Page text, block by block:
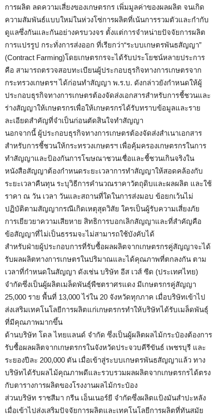
การผลิต ลดความเสี่ยงของเกษตรกร เพิ่มมูลค่าของผลผลิต จนเกิด
ความสัมพันธ์แบบใหม่ในห่วงโซ่การผลิตที่เน้นการรวมตัวและกำกับ
ดูแลซึ่งกันและกันอย่างครบวงจร ตั้งแต่การจำหน่ายปัจจัยการผลิต
การแปรรูป กระทั่งการส่งออก ที่เรียกว่า“ระบบเกษตรพันธสัญญา”
(Contract Farming)โดยเกษตรกรจะได้รับประโยชน์หลายประการ
คือ สามารถตรวจสอบทะเบียนผู้ประกอบธุรกิจทางการเกษตรจาก
กระทรวงเกษตรฯ ได้ก่อนทำสัญญา พ.ร.บ. ดังกล่าวยังกำหนดให้ผู้
ประกอบธุรกิจทางการเกษตรต้องจัดส่งเอกสารสำหรับการชี้ชวนและ
ร่างสัญญาให้เกษตรกรเพื่อให้เกษตรกรได้รับทราบข้อมูลและราย
ละเอียดสำคัญที่จำเป็นก่อนตัดสินใจทำสัญญา
นอกจากนี้ ผู้ประกอบธุรกิจทางการเกษตรต้องจัดส่งสำเนาเอกสาร
สำหรับการชี้ชวนให้กระทรวงเกษตรฯ เพื่อคุ้มครองเกษตรกรในการ
ทำสัญญาและป้องกันการโฆษณาชวนเชื่อและชี้ชวนเกินจริงใน
หนังสือสัญญาต้องกำหนดระยะเวลาการทำสัญญาให้สอดคล้องกับ
ระยะเวลาคืนทุน ระบุวิธีการคำนวณราคาวัตถุดิบและผลผลิต และใช้
ราคา ณ วัน เวลา วันและสถานที่ใดในการส่งมอบ ข้อยกเว้นไม่
ปฏิบัติตามสัญญากรณีเกิดเหตุสุดวิสัย ใครเป็นผู้รับความเสี่ยงภัย
การเยียวยาความเสียหาย สิทธิการบอกเลิกสัญญาและที่สำคัญคือ
ข้อสัญญาที่ไม่เป็นธรรมจะไม่สามารถใช้บังคับได้
สำหรับฝ่ายผู้ประกอบการที่รับซื้อผลผลิตจากเกษตรกรคู่สัญญาจะได้
รับผลผลิตทางการเกษตรในปริมาณและได้คุณภาพที่ตกลงกัน ตาม
เวลาที่กำหนดในสัญญา ดังเช่น บริษัท อีส เวส์ ซีด (ประเทศไทย)
จำกัดซึ่งเป็นผู้ผลิตเมล็ดพันธุ์พืชตราศรแดง มีเกษตรกรคู่สัญญา
25,000 ราย พื้นที่ 13,000 ไร่ใน 20 จังหวัดทุกภาค เมื่อบริษัทเข้าไป
ส่งเสริมเทคโนโลยีการผลิตแก่เกษตรกรทำให้บริษัทได้รับเมล็ดพันธุ์
ที่มีคุณภาพมากขึ้น
ด้านบริษัท โดล ไทยแลนด์ จำกัด ซึ่งเป็นผู้ผลิตผลไม้กระป๋องต้องการ
รับซื้อผลผลิตจากเกษตรกรในจังหวัดประจวบคีรีขันธ์ เพชรบุรี และ
ระยองปีละ 200,000 ตัน เมื่อเข้าสู่ระบบเกษตรพันธสัญญาแล้ว ทาง
บริษัทได้รับผลไม้คุณภาพดีและรวบรวมผลผลิตจากเกษตรกรได้ตรง
กับตารางการผลิตของโรงงานผลไม้กระป๋อง
ส่วนบริษัท ราชสีมา กรีน เอ็นเนอร์ยี จำกัดซึ่งผลิตแป้งมันสำปะหลัง
เมื่อเข้าไปส่งเสริมปัจจัยการผลิตและเทคโนโลยีการผลิตที่ทันสมัย